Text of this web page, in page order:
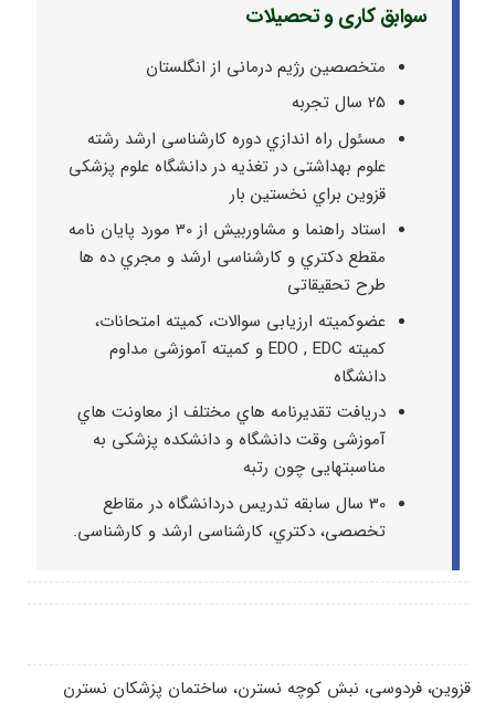
سوابق کاری و تحصیلات
متخصصین رژیم درمانی از انگلستان
25 سال تجربه
مسئول راه اندازي دوره کارشناسی ارشد رشته
علوم بهداشتی در تغذیه در دانشگاه علوم پزشکی
قزوین براي نخستین بار
استاد راهنما و مشاوربیش از 30 مورد پایان نامه
مقطع دکتري و کارشناسی ارشد و مجري ده ها
طرح تحقیقاتی
عضوکمیته ارزیابی سوالات، کمیته امتحانات،
کمیته EDO , EDC و کمیته آموزشی مداوم
دانشگاه
دریافت تقدیرنامه هاي مختلف از معاونت هاي
آموزشی وقت دانشگاه و دانشکده پزشکی به
مناسبتهایی چون رتبه
30 سال سابقه تدریس دردانشگاه در مقاطع
تخصصی، دکتري، کارشناسی ارشد و کارشناسی.
قزوین، فردوسی، نبش کوچه نسترن، ساختمان پزشکان نسترن